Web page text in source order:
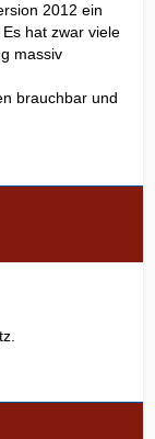
2012 ein
hat zwar viele
massiv
brauchbar und